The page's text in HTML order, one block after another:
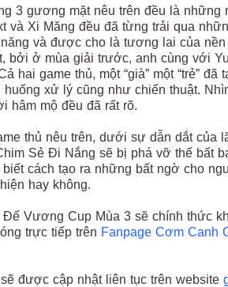
3 gương mặt nêu trên đều là
và Xi Măng đều đã từng trải qua
và được cho là tương lai của
bởi ở mùa giải trước, anh cùng với
hai game thủ, một “già” một “trẻ”
huống xử lý cũng như chiến thuật.
hâm mộ đều đã rất rõ.
thủ nêu trên, dưới sự dẫn dắt của
Sẻ Đi Nắng sẽ bị phá vỡ thế bất
biết cách tạo ra những bất ngờ cho
hay không.
Đế Vương Cup Mùa 3 sẽ chính thức
trực tiếp trên Fanpage Cơm Canh
được cập nhật liên tục trên website